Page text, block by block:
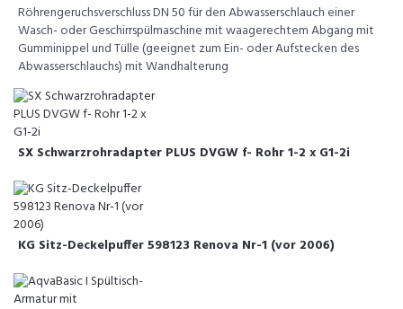
Röhrengeruchsverschluss DN 50 für den Abwasserschlauch einer
Wasch- oder Geschirrspülmaschine mit waagerechtem Abgang mit
Gumminippel und Tülle (geeignet zum Ein- oder Aufstecken des
Abwasserschlauchs) mit Wandhalterung
SX Schwarzrohradapter PLUS DVGW f- Rohr 1-2 x G1-2i
KG Sitz-Deckelpuffer 598123 Renova Nr-1 (vor 2006)